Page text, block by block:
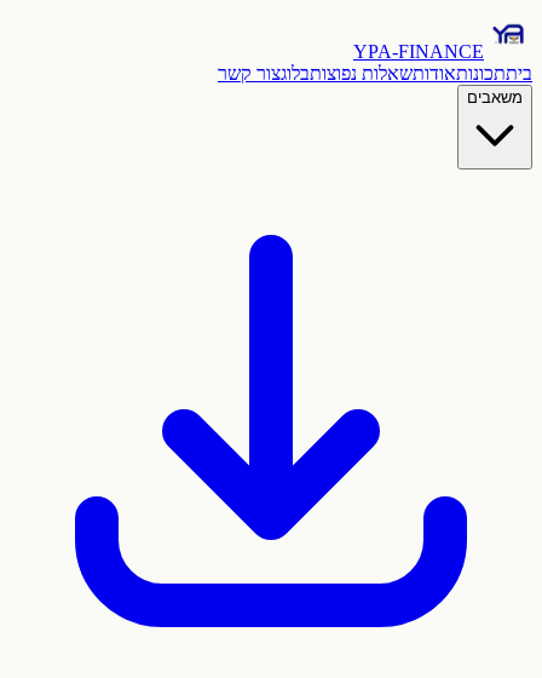
YPA-FINANCE
ביתתכונותאודותשאלות נפוצותבלוגצור קשר
משאבים